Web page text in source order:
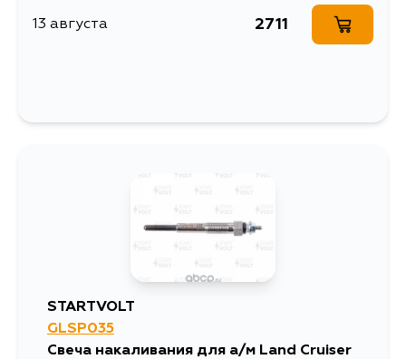
13 августа 2711
STARTVOLT
GLSP035
Свеча накаливания для а/м Land Cruiser